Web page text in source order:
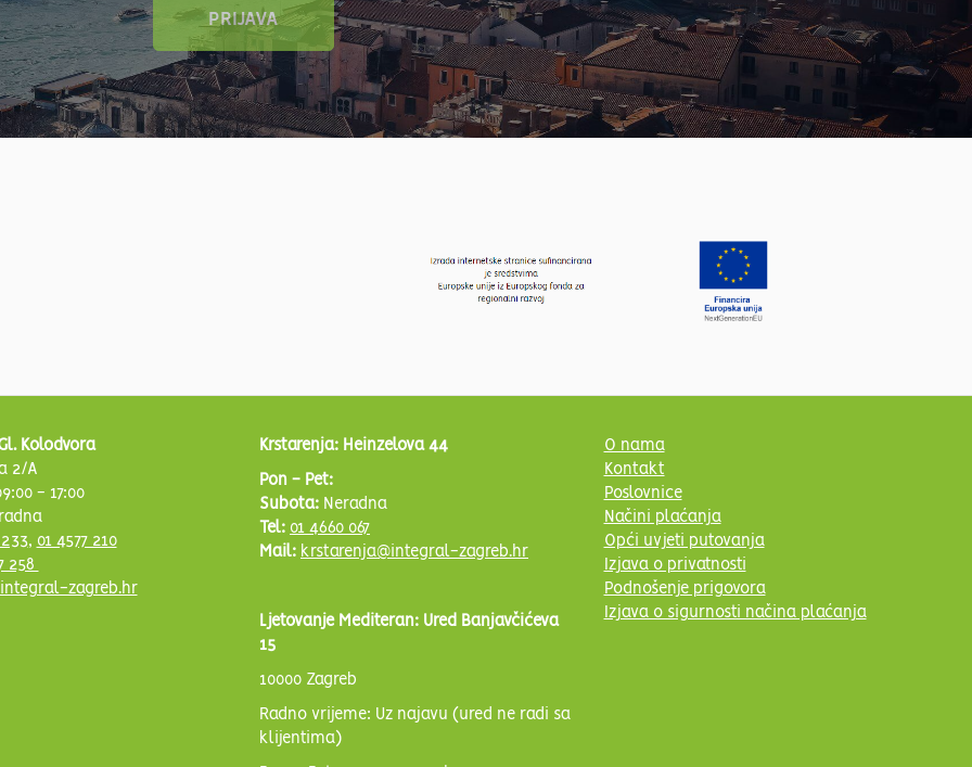
Kolodvora
2/A
- 17:00
233, 01 4577 210
258
zagreb.hr
Krstarenja: Heinzelova 44
Pon - Pet:
Subota: Neradna
Tel: 01 4660 067
Mail: krstarenja@integral-zagreb.hr
Ljetovanje Mediteran: Ured Banjavčićeva
15
10000 Zagreb
Radno vrijeme: Uz najavu (ured ne radi sa
klijentima)
O nama
Kontakt
Poslovnice
Načini plaćanja
Opći uvjeti putovanja
Izjava o privatnosti
Podnošenje prigovora
Izjava o sigurnosti načina plaćanja